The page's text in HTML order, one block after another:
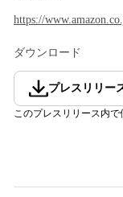
https://
ダウンロード
プレスリリー
このプレスリリース内